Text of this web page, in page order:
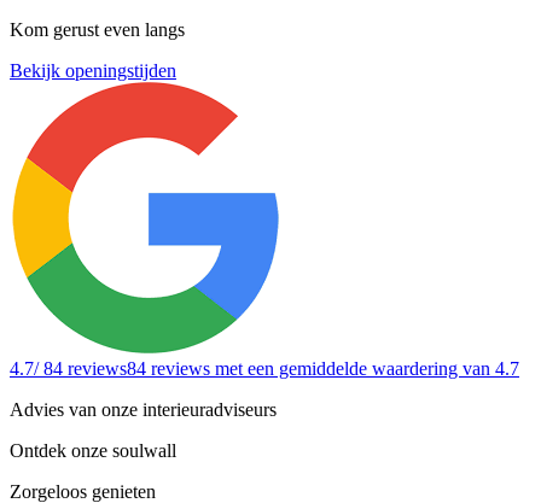
Kom gerust even langs
Bekijk openingstijden
4.7/ 84 reviews84 reviews met een gemiddelde waardering van 4.7
Advies van onze interieuradviseurs
Ontdek onze soulwall
Zorgeloos genieten